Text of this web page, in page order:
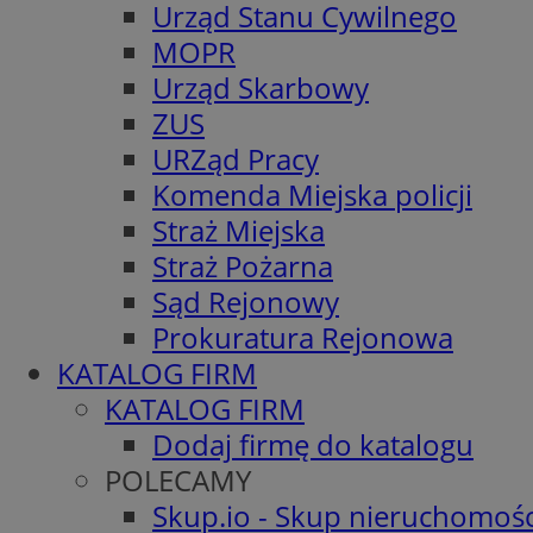
Urząd Stanu Cywilnego
MOPR
Urząd Skarbowy
ZUS
URZąd Pracy
Komenda Miejska policji
Straż Miejska
Straż Pożarna
Sąd Rejonowy
Prokuratura Rejonowa
KATALOG FIRM
KATALOG FIRM
Dodaj firmę do katalogu
POLECAMY
Skup.io - Skup